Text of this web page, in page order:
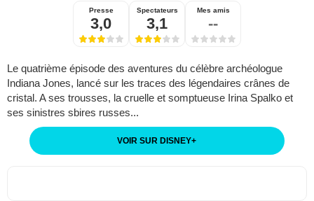
Presse
3,0
Spectateurs
3,1
Mes amis
--
Le quatrième épisode des aventures du célèbre archéologue
Indiana Jones, lancé sur les traces des légendaires crânes de
cristal. A ses trousses, la cruelle et somptueuse Irina Spalko et
ses sinistres sbires russes...
VOIR SUR DISNEY+